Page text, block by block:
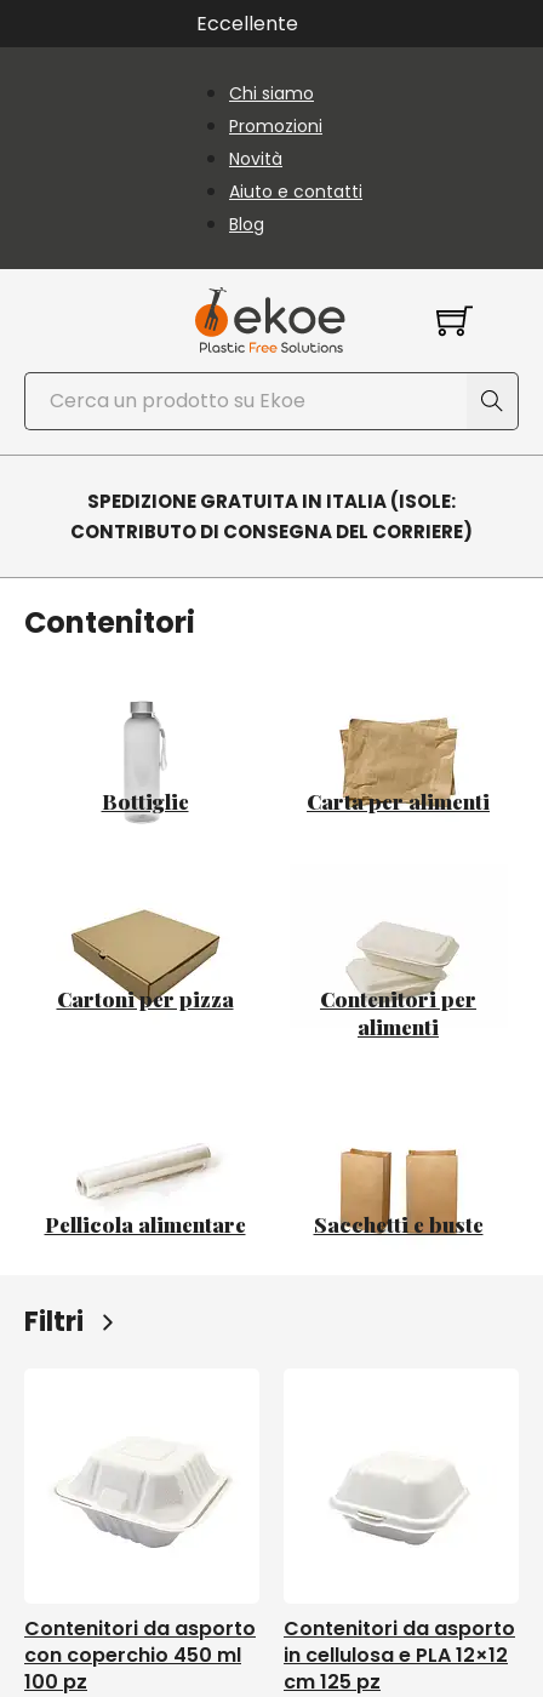
Vai al contenuto principale
Vai al piè di paginaEccellente
Chi siamo
Promozioni
Novità
Aiuto e contatti
Blog
Cerca
SPEDIZIONE GRATUITA IN ITALIA (ISOLE:
CONTRIBUTO DI CONSEGNA DEL CORRIERE)
Contenitori
Bottiglie Carta per alimenti
Cartoni per pizza
Contenitori per
alimenti
Pellicola alimentare Sacchetti e buste
Filtri
Contenitori da asporto
con coperchio 450 ml
100 pz
Contenitori da asporto
in cellulosa e PLA 12×12
cm 125 pz